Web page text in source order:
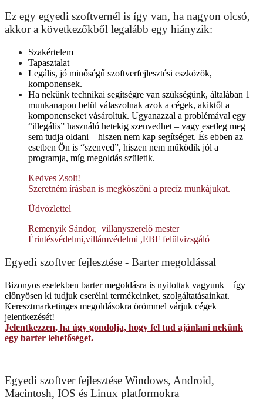
Ez egy egyedi szoftvernél is így van, ha nagyon olcsó,
akkor a következőkből legalább egy hiányzik:
Szakértelem
Tapasztalat
Legális, jó minőségű szoftverfejlesztési eszközök,
komponensek.
Ha nekünk technikai segítségre van szükségünk, általában 1
munkanapon belül válaszolnak azok a cégek, akiktől a
komponenseket vásároltuk. Ugyanazzal a problémával egy
“illegális” használó hetekig szenvedhet – vagy esetleg meg
sem tudja oldani – hiszen nem kap segítséget. És ebben az
esetben Ön is “szenved”, hiszen nem működik jól a
programja, míg megoldás születik.
Kedves Zsolt!
Szeretném írásban is megköszöni a precíz munkájukat.
Üdvözlettel
Remenyik Sándor, villanyszerelő mester
Érintésvédelmi,villámvédelmi ,EBF felülvizsgáló
Egyedi szoftver fejlesztése - Barter megoldással
Bizonyos esetekben barter megoldásra is nyitottak vagyunk – így
előnyösen ki tudjuk cserélni termékeinket, szolgáltatásainkat.
Keresztmarketinges megoldásokra örömmel várjuk cégek
jelentkezését!
Jelentkezzen, ha úgy gondolja, hogy fel tud ajánlani nekünk
egy barter lehetőséget.
Egyedi szoftver fejlesztése Windows, Android,
Macintosh, IOS és Linux platformokra